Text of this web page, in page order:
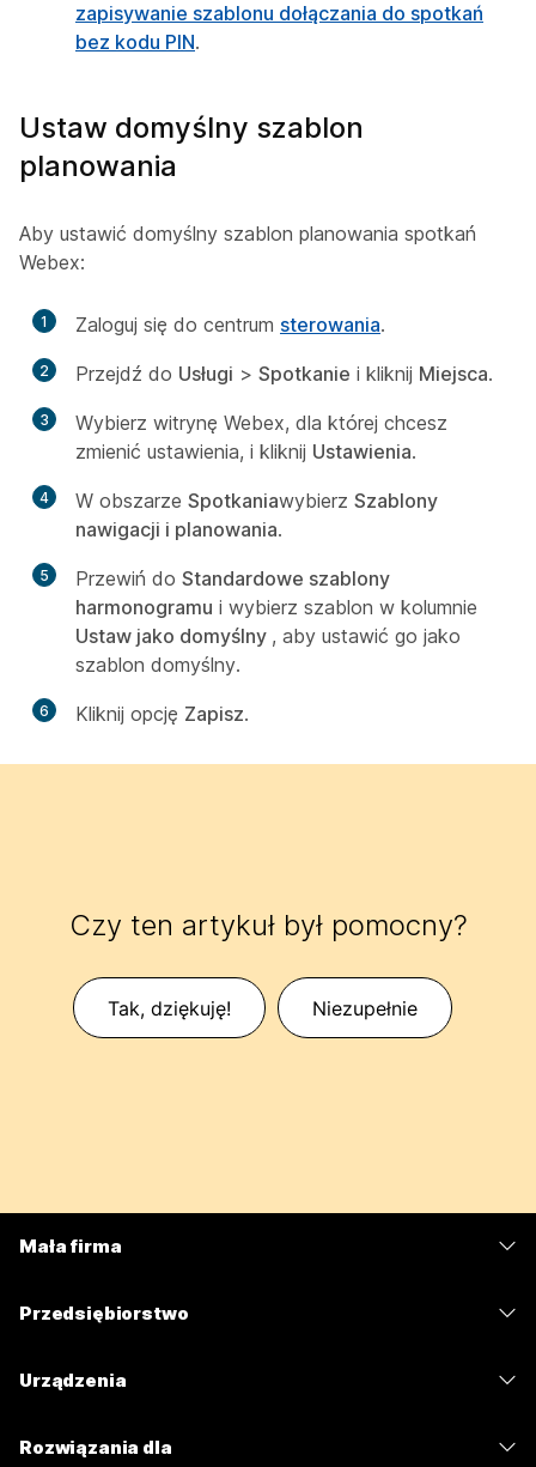
zapisywanie szablonu dołączania do spotkań
bez kodu PIN.
Ustaw domyślny szablon
planowania
Aby ustawić domyślny szablon planowania spotkań
Webex:
1 Zaloguj się do centrum sterowania.
2 Przejdź do Usługi > Spotkanie i kliknij Miejsca.
3
Wybierz witrynę Webex, dla której chcesz
zmienić ustawienia, i kliknij Ustawienia.
4 W obszarze Spotkaniawybierz Szablony
nawigacji i planowania.
5 Przewiń do Standardowe szablony
harmonogramu i wybierz szablon w kolumnie
Ustaw jako domyślny , aby ustawić go jako
szablon domyślny.
6 Kliknij opcję Zapisz.
Czy ten artykuł był pomocny?
Tak, dziękuję! Niezupełnie
Mała firma
Przedsiębiorstwo
Urządzenia
Rozwiązania dla